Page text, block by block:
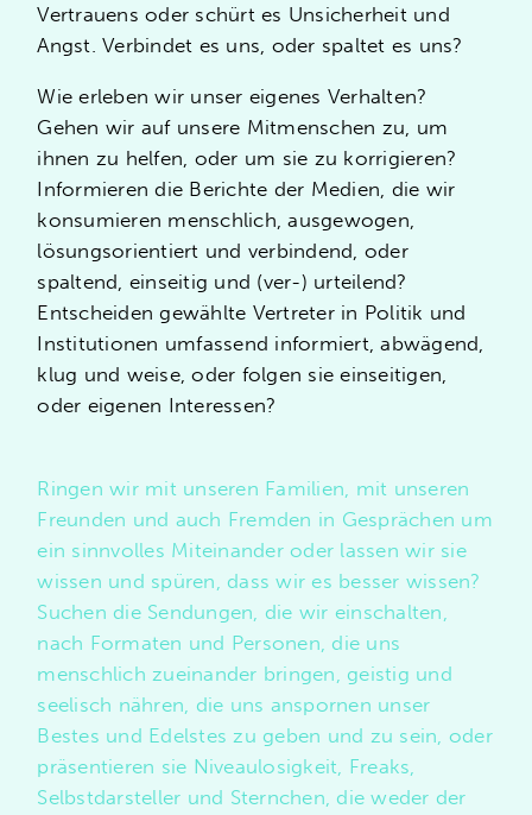
Fragen bei Station 4.
Vertrauens oder schürt es Unsicherheit und
Angst. Verbindet es uns, oder spaltet es uns?
Wie erleben wir unser eigenes Verhalten?
Gehen wir auf unsere Mitmenschen zu, um
ihnen zu helfen, oder um sie zu korrigieren?
Informieren die Berichte der Medien, die wir
konsumieren menschlich, ausgewogen,
lösungsorientiert und verbindend, oder
spaltend, einseitig und (ver-) urteilend?
Entscheiden gewählte Vertreter in Politik und
Institutionen umfassend informiert, abwägend,
klug und weise, oder folgen sie einseitigen,
oder eigenen Interessen?
Ringen wir mit unseren Familien, mit unseren
Freunden und auch Fremden in Gesprächen um
ein sinnvolles Miteinander oder lassen wir sie
wissen und spüren, dass wir es besser wissen?
Suchen die Sendungen, die wir einschalten,
nach Formaten und Personen, die uns
menschlich zueinander bringen, geistig und
seelisch nähren, die uns anspornen unser
Bestes und Edelstes zu geben und zu sein, oder
präsentieren sie Niveaulosigkeit, Freaks,
Selbstdarsteller und Sternchen, die weder der